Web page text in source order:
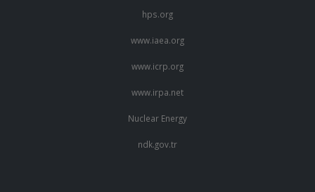
hps.org
www.iaea.org
www.icrp.org
www.irpa.net
Nuclear Energy
ndk.gov.tr